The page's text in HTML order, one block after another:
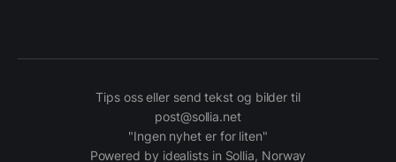
Tips oss eller send tekst og bilder til
post@sollia.net
"Ingen nyhet er for liten"
Powered by idealists in Sollia, Norway